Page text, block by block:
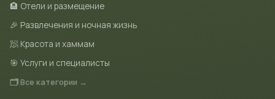
🏨 Отели и размещение
🎉 Развлечения и ночная жизнь
🧖 Красота и хаммам
🎯 Услуги и специалисты
🗂 Все категории →